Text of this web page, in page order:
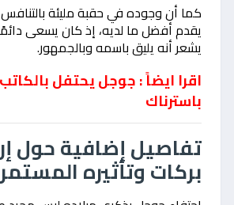
كما أن وجوده في حقبة مليئة
يقدم أفضل ما لديه، إذ كان يسعى
يشعر أنه يليق باسمه وبالجمهور.
اقرا ايضاً : جوجل يحتفل
باسترناك
تفاصيل إضافية حول
بركات وتأثيره المستمر